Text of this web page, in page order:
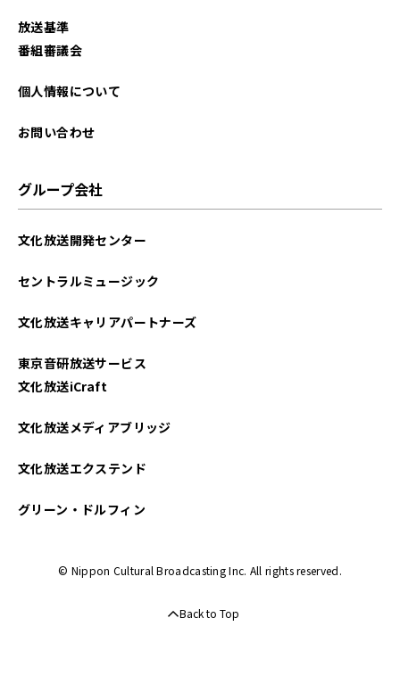
放送基準
番組審議会
個人情報について
お問い合わせ
グループ会社
文化放送開発センター
セントラルミュージック
文化放送キャリアパートナーズ
東京音研放送サービス
文化放送iCraft
文化放送メディアブリッジ
文化放送エクステンド
グリーン・ドルフィン
© Nippon Cultural Broadcasting Inc. All rights reserved.
Back to Top